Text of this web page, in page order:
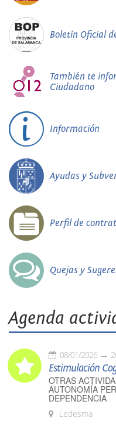
Boletín Oficial
También te
Ciudadano
Información
Ayudas y
Perfil de
Quejas y
Agenda
08/01/2026
Estimulación
OTRAS
AUTONOMÍA
DEPENDENCIA
Ledesma